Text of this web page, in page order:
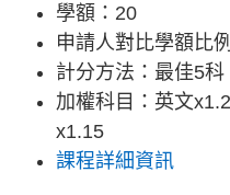
學額：20
申請人對比學額比
計分方法：最佳5科
加權科目：英文
x1.15
課程詳細資訊